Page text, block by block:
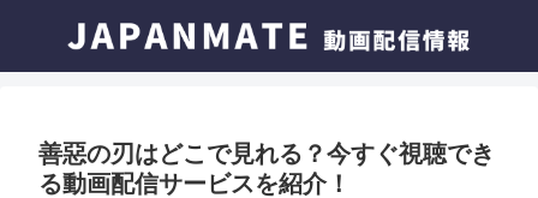
善惡の刃はどこで見れる？今すぐ視聴でき
る動画配信サービスを紹介！